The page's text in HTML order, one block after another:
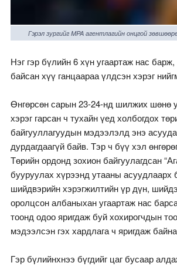
Гэрэл зургийг MPA агентлагийн онцгой
Нэг гэр бүлийн 6 хүн угаартаж нас
байсан хүү ганцаараа үлдсэн хэрэг
Өнгөрсөн сарын 23-24-нд шилжих шөнө
хэрэг гарсан ч тухайн үед холбогдох
байгууллагуудын мэдээлэлд энэ
дурдагдаагүй байв. Тэр ч бүү хэл
Төрийн ордонд зохион байгуулагдсан
бууруулах хүрээнд утааны асуудлаарх
шийдвэрийн хэрэгжилтийн үр дүн,
оролцсон албаныхан угаартаж нас
тоонд одоо яригдаж буй хохирогчдын
мэдээлсэн гэх хардлага ч яригдаж
Гэр бүлийнхнээ бүгдийг цаг бусаар